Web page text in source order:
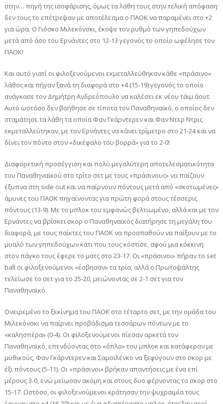
στην… πηγή της ισοφάρισης, όμως τα λάθη τους στην τελική απόφαση
δεν τους το επέτρεψαν με αποτέλεσμα ο ΠΑΟΚ να παραμένει στο +2
για ώρα. Ο Γιόσκο Μιλεκόνσκι, έκοψε τον ρυθμό των γηπεδούχων
μετά από άσο του Ερνάντες στο 12-13 γεγονός το οποίο ωφέλησε τον
ΠΑΟΚ!
Και αυτό γιατί οι φιλοξενούμενοι εκμεταλλεύθηκαν κάθε «πράσινο»
λάθος και πήγαν ξανά τη διαφορά στο +4 (15-19) γεγονός το οποίο
ανάγκασε τον Δημήτρη Ανδρεόπουλο να καλέσει εκ νέου τάιμ άουτ.
Αυτό ωστόσο δεν βοήθησε σε τίποτα τον Παναθηναϊκό, ο οποίος δεν
σταμάτησε τα λάθη τα οποία Φαν Γκάρντερεν και Φαν Ντερ Ντρις
εκμεταλλεύτηκαν, με τον Ερνάντες να κάνει τρίμετρο στο 21-24 και να
δίνει τον πόντο στον «δικέφαλο του βορρά» για το 2-0!
Διαφορετική προσέγγιση και πολύ μεγαλύτερη αποτελεσματικότητα
του Παναθηναϊκού στο τρίτο σετ με τους «πράσινους» να παίζουν
έξυπνα στη side out και να παίρνουν πόντους μετά από «σκοτωμένες»
άμυνες του ΠΑΟΚ πηγαίνοντας για πρώτη φορά στους τέσσερις
πόντους (13-9). Με το μπλοκ του εμφανώς βελτιωμένο, αλλά και με τον
Ερνάντες να βρίσκει σκορ ο Παναθηναϊκός διατήρησε τη μεγάλη του
διαφορά, με τους παίκτες του ΠΑΟΚ να προσπαθούν να παίξουν με το
μυαλό των γηπεδούχων κάτι που τους κόστισε, αφού μια κόκκινη
στον πάγκο τους έφερε το ματς στο 23-17. Οι «πράσινοι» πήραν το set
ball οι φιλοξενούμενοι «έσβησαν» τα τρία, αλλά ο Πρωτοψάλτης
τελείωσε το σετ για το 25-20, μειώνοντας σε 2-1 σετ για τον
Παναθηναϊκό.
Ονειρεμένο το ξεκίνημα του ΠΑΟΚ στο τέταρτο σετ, με την ομάδα του
Μιλεκόνσκι να παίρνει προβάδισμα τεσσάρων πόντων με το
«καλησπέρα» (0-4). Oι φιλοξενούμενοι πίεσαν αρκετά τον
Παναθηναϊκό, επενδύοντας στο «όπλο» του μπλοκ και κατάφεραν με
μυθικούς, Φαν Γκάρντερεν και Σαμοϊλένκο να ξεφύγουν στο σκορ με
έξι πόντους (5-11). Οι «πράσινοι» βρήκαν απαντήσεις με ένα επί
μέρους 3-0, ενώ μείωσαν ακόμη και στους δυο φέρνοντας το σκορ στο
15-17. Ωστόσο, οι φιλοξενούμενοι κράτησαν την ψυχραιμία τους